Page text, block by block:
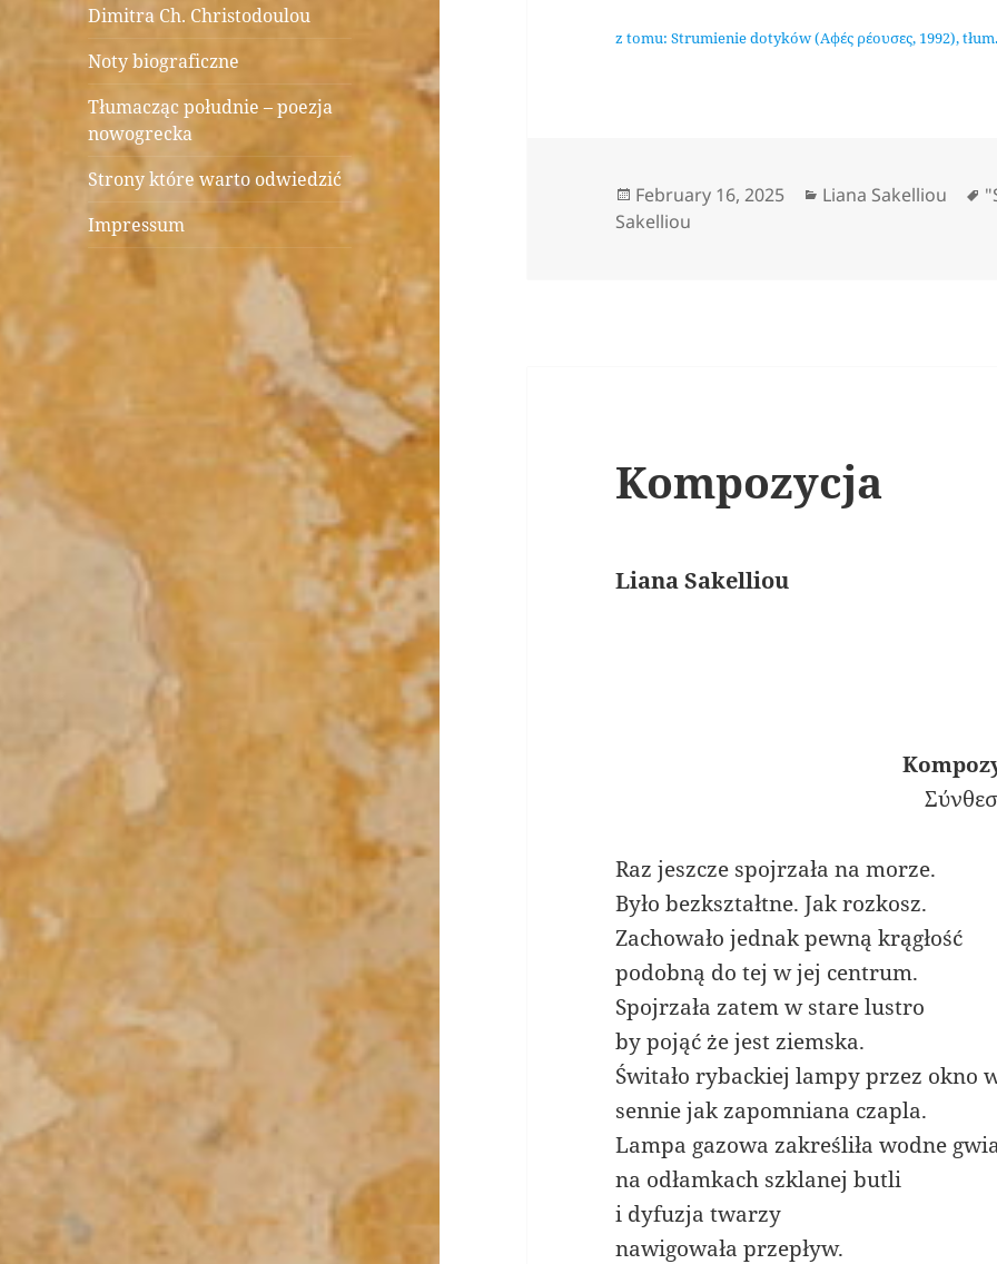
Dimitra Ch. Christodoulou
Noty biograficzne
Tłumacząc południe – poezja
nowogrecka
Strony które warto odwiedzić
Impressum
z tomu: Strumienie dotyków (Αφές ρέουσες, 1992),
Posted
on
February 16, 2025 Categories
Liana Sakelliou
Sakelliou
Kompozycja
Liana Sakelliou
Raz jeszcze spojrzała na morze.
Było bezkształtne. Jak rozkosz.
Zachowało jednak pewną krągłość
podobną do tej w jej centrum.
Spojrzała zatem w stare lustro
by pojąć że jest ziemska.
Świtało rybackiej lampy przez okno
sennie jak zapomniana czapla.
Lampa gazowa zakreśliła wodne
na odłamkach szklanej butli
i dyfuzja twarzy
nawigowała przepływ.